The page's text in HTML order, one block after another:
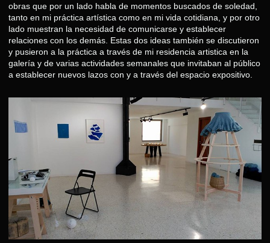
obras que por un lado habla de momentos buscados de soledad,
tanto en mi práctica artística como en mi vida cotidiana, y por otro
lado muestran la necesidad de comunicarse y establecer
relaciones con los demás. Estas dos ideas también se discutieron
y pusieron a la práctica a través de mi residencia artistica en la
galería y de varias actividades semanales que invitaban al público
a establecer nuevos lazos con y a través del espacio expositivo.